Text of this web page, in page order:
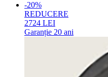
-20%
REDUCERE
2724 LEI
Garanție 20 ani